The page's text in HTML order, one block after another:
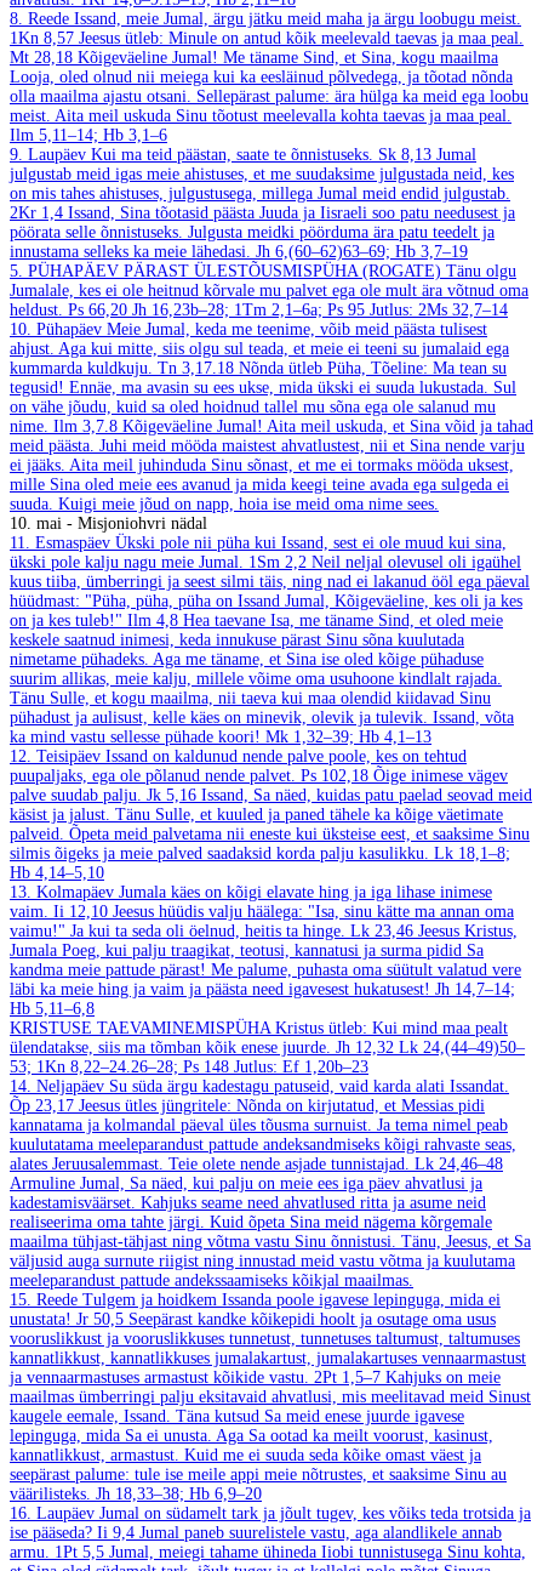
8. Reede Issand, meie Jumal, ärgu jätku meid maha ja ärgu loobugu meist.
1Kn 8,57 Jeesus ütleb: Minule on antud kõik meelevald taevas ja maa peal.
Mt 28,18 Kõigeväeline Jumal! Me täname Sind, et Sina, kogu maailma
Looja, oled olnud nii meiega kui ka eesläinud põlvedega, ja tõotad nõnda
olla maailma ajastu otsani. Sellepärast palume: ära hülga ka meid ega loobu
meist. Aita meil uskuda Sinu tõotust meelevalla kohta taevas ja maa peal.
Ilm 5,11–14; Hb 3,1–6
9. Laupäev Kui ma teid päästan, saate te õnnistuseks. Sk 8,13 Jumal
julgustab meid igas meie ahistuses, et me suudaksime julgustada neid, kes
on mis tahes ahistuses, julgustusega, millega Jumal meid endid julgustab.
2Kr 1,4 Issand, Sina tõotasid päästa Juuda ja Iisraeli soo patu needusest ja
pöörata selle õnnistuseks. Julgusta meidki pöörduma ära patu teedelt ja
innustama selleks ka meie lähedasi. Jh 6,(60–62)63–69; Hb 3,7–19
5. PÜHAPÄEV PÄRAST ÜLESTÕUSMISPÜHA (ROGATE) Tänu olgu
Jumalale, kes ei ole heitnud kõrvale mu palvet ega ole mult ära võtnud oma
heldust. Ps 66,20 Jh 16,23b–28; 1Tm 2,1–6a; Ps 95 Jutlus: 2Ms 32,7–14
10. Pühapäev Meie Jumal, keda me teenime, võib meid päästa tulisest
ahjust. Aga kui mitte, siis olgu sul teada, et meie ei teeni su jumalaid ega
kummarda kuldkuju. Tn 3,17.18 Nõnda ütleb Püha, Tõeline: Ma tean su
tegusid! Ennäe, ma avasin su ees ukse, mida ükski ei suuda lukustada. Sul
on vähe jõudu, kuid sa oled hoidnud tallel mu sõna ega ole salanud mu
nime. Ilm 3,7.8 Kõigeväeline Jumal! Aita meil uskuda, et Sina võid ja tahad
meid päästa. Juhi meid mööda maistest ahvatlustest, nii et Sina nende varju
ei jääks. Aita meil juhinduda Sinu sõnast, et me ei tormaks mööda uksest,
mille Sina oled meie ees avanud ja mida keegi teine avada ega sulgeda ei
suuda. Kuigi meie jõud on napp, hoia ise meid oma nime sees.
10. mai - Misjoniohvri nädal
11. Esmaspäev Ükski pole nii püha kui Issand, sest ei ole muud kui sina,
ükski pole kalju nagu meie Jumal. 1Sm 2,2 Neil neljal olevusel oli igaühel
kuus tiiba, ümberringi ja seest silmi täis, ning nad ei lakanud ööl ega päeval
hüüdmast: "Püha, püha, püha on Issand Jumal, Kõigeväeline, kes oli ja kes
on ja kes tuleb!" Ilm 4,8 Hea taevane Isa, me täname Sind, et oled meie
keskele saatnud inimesi, keda innukuse pärast Sinu sõna kuulutada
nimetame pühadeks. Aga me täname, et Sina ise oled kõige pühaduse
suurim allikas, meie kalju, millele võime oma usuhoone kindlalt rajada.
Tänu Sulle, et kogu maailma, nii taeva kui maa olendid kiidavad Sinu
pühadust ja aulisust, kelle käes on minevik, olevik ja tulevik. Issand, võta
ka mind vastu sellesse pühade koori! Mk 1,32–39; Hb 4,1–13
12. Teisipäev Issand on kaldunud nende palve poole, kes on tehtud
puupaljaks, ega ole põlanud nende palvet. Ps 102,18 Õige inimese vägev
palve suudab palju. Jk 5,16 Issand, Sa näed, kuidas patu paelad seovad meid
käsist ja jalust. Tänu Sulle, et kuuled ja paned tähele ka kõige väetimate
palveid. Õpeta meid palvetama nii eneste kui üksteise eest, et saaksime Sinu
silmis õigeks ja meie palved saadaksid korda palju kasulikku. Lk 18,1–8;
Hb 4,14–5,10
13. Kolmapäev Jumala käes on kõigi elavate hing ja iga lihase inimese
vaim. Ii 12,10 Jeesus hüüdis valju häälega: "Isa, sinu kätte ma annan oma
vaimu!" Ja kui ta seda oli öelnud, heitis ta hinge. Lk 23,46 Jeesus Kristus,
Jumala Poeg, kui palju traagikat, teotusi, kannatusi ja surma pidid Sa
kandma meie pattude pärast! Me palume, puhasta oma süütult valatud vere
läbi ka meie hing ja vaim ja päästa need igavesest hukatusest! Jh 14,7–14;
Hb 5,11–6,8
KRISTUSE TAEVAMINEMISPÜHA Kristus ütleb: Kui mind maa pealt
ülendatakse, siis ma tõmban kõik enese juurde. Jh 12,32 Lk 24,(44–49)50–
53; 1Kn 8,22–24.26–28; Ps 148 Jutlus: Ef 1,20b–23
14. Neljapäev Su süda ärgu kadestagu patuseid, vaid karda alati Issandat.
Õp 23,17 Jeesus ütles jüngritele: Nõnda on kirjutatud, et Messias pidi
kannatama ja kolmandal päeval üles tõusma surnuist. Ja tema nimel peab
kuulutatama meeleparandust pattude andeksandmiseks kõigi rahvaste seas,
alates Jeruusalemmast. Teie olete nende asjade tunnistajad. Lk 24,46–48
Armuline Jumal, Sa näed, kui palju on meie ees iga päev ahvatlusi ja
kadestamisväärset. Kahjuks seame need ahvatlused ritta ja asume neid
realiseerima oma tahte järgi. Kuid õpeta Sina meid nägema kõrgemale
maailma tühjast-tähjast ning võtma vastu Sinu õnnistusi. Tänu, Jeesus, et Sa
väljusid auga surnute riigist ning innustad meid vastu võtma ja kuulutama
meeleparandust pattude andekssaamiseks kõikjal maailmas.
15. Reede Tulgem ja hoidkem Issanda poole igavese lepinguga, mida ei
unustata! Jr 50,5 Seepärast kandke kõikepidi hoolt ja osutage oma usus
vooruslikkust ja vooruslikkuses tunnetust, tunnetuses taltumust, taltumuses
kannatlikkust, kannatlikkuses jumalakartust, jumalakartuses vennaarmastust
ja vennaarmastuses armastust kõikide vastu. 2Pt 1,5–7 Kahjuks on meie
maailmas ümberringi palju eksitavaid ahvatlusi, mis meelitavad meid Sinust
kaugele eemale, Issand. Täna kutsud Sa meid enese juurde igavese
lepinguga, mida Sa ei unusta. Aga Sa ootad ka meilt voorust, kasinust,
kannatlikkust, armastust. Kuid me ei suuda seda kõike omast väest ja
seepärast palume: tule ise meile appi meie nõtrustes, et saaksime Sinu au
väärilisteks. Jh 18,33–38; Hb 6,9–20
16. Laupäev Jumal on südamelt tark ja jõult tugev, kes võiks teda trotsida ja
ise pääseda? Ii 9,4 Jumal paneb suurelistele vastu, aga alandlikele annab
armu. 1Pt 5,5 Jumal, meiegi tahame ühineda Iiobi tunnistusega Sinu kohta,